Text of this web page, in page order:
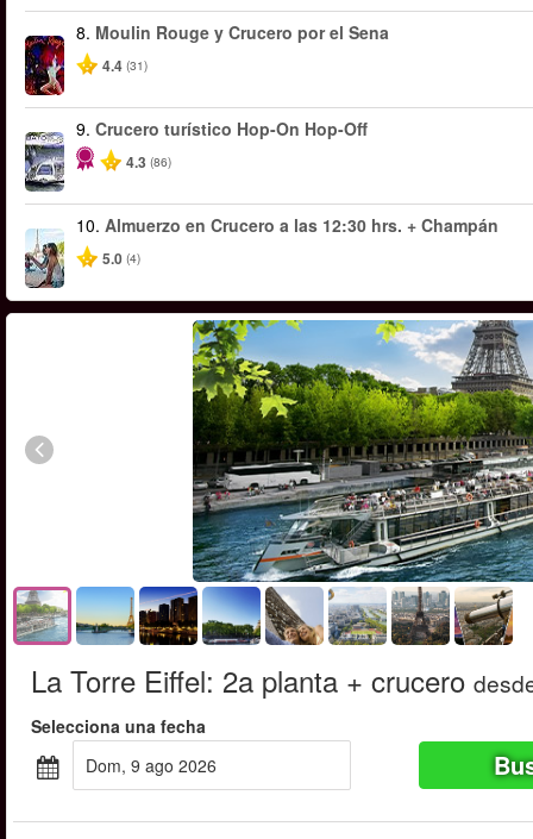
8. Moulin Rouge y Crucero por el Sena
4.4 (31)
9. Crucero turístico Hop-On Hop-Off
4.3 (86)
10. Almuerzo en Crucero a las 12:30 hrs. + Champán
5.0 (4)
La Torre Eiffel: 2a planta + crucero
Selecciona una fecha
dom, 9 ago 2026